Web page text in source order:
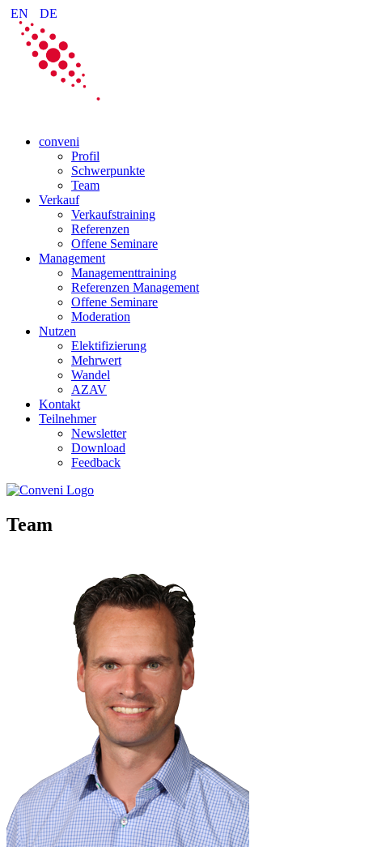
EN DE
conveni
Profil
Schwerpunkte
Team
Verkauf
Verkaufstraining
Referenzen
Offene Seminare
Management
Managementtraining
Referenzen Management
Offene Seminare
Moderation
Nutzen
Elektifizierung
Mehrwert
Wandel
AZAV
Kontakt
Teilnehmer
Newsletter
Download
Feedback
Team